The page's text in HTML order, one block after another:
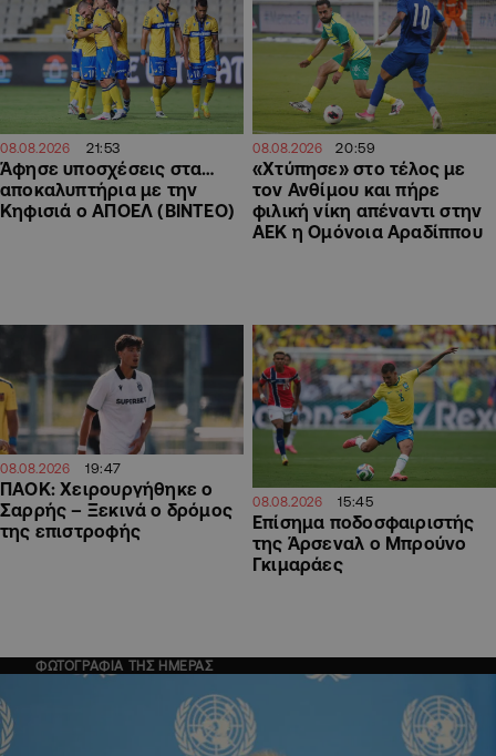
08.08.2026 21:53
Άφησε υποσχέσεις στα…
αποκαλυπτήρια με την
Κηφισιά ο ΑΠΟΕΛ (ΒΙΝΤΕΟ)
08.08.2026 20:59
«Χτύπησε» στο τέλος με
τον Ανθίμου και πήρε
φιλική νίκη απέναντι στην
ΑΕΚ η Ομόνοια Αραδίππου
08.08.2026 19:47
ΠΑΟΚ: Χειρουργήθηκε ο
Σαρρής – Ξεκινά ο δρόμος
της επιστροφής
08.08.2026 15:45
Επίσημα ποδοσφαιριστής
της Άρσεναλ ο Μπρούνο
Γκιμαράες
ΦΩΤΟΓΡΑΦΙΑ ΤΗΣ ΗΜΕΡΑΣ